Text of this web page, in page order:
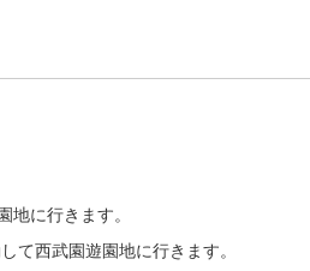
に行きます。
て西武園遊園地に行きます。